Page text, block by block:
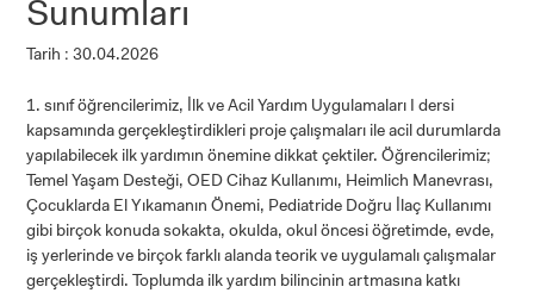
Sunumları
Tarih : 30.04.2026
1. sınıf öğrencilerimiz, İlk ve Acil Yardım Uygulamaları I dersi
kapsamında gerçekleştirdikleri proje çalışmaları ile acil durumlarda
yapılabilecek ilk yardımın önemine dikkat çektiler. Öğrencilerimiz;
Temel Yaşam Desteği, OED Cihaz Kullanımı, Heimlich Manevrası,
Çocuklarda El Yıkamanın Önemi, Pediatride Doğru İlaç Kullanımı
gibi birçok konuda sokakta, okulda, okul öncesi öğretimde, evde,
iş yerlerinde ve birçok farklı alanda teorik ve uygulamalı çalışmalar
gerçekleştirdi. Toplumda ilk yardım bilincinin artmasına katkı